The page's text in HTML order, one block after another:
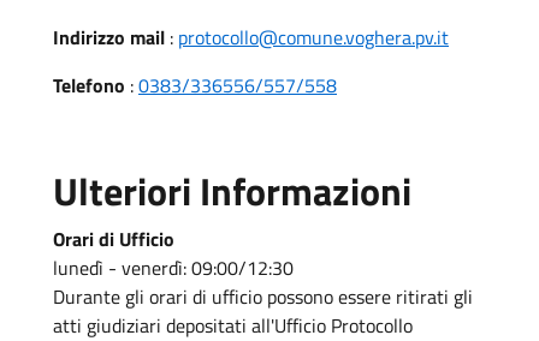
Indirizzo mail : protocollo@comune.voghera.pv.it
Telefono :0383/336556/557/558
Ulteriori Informazioni
Orari di Ufficio
lunedì - venerdì: 09:00/12:30
Durante gli orari di ufficio possono essere ritirati gli
atti giudiziari depositati all'Ufficio Protocollo